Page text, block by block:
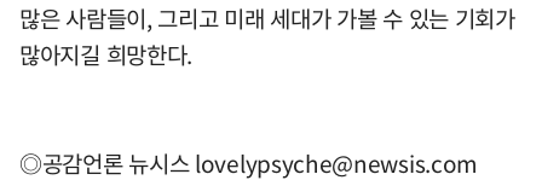
많은 사람들이, 그리고 미래 세대가 가볼 수 있는 기회가
많아지길 희망한다.
◎공감언론 뉴시스lovelypsyche@newsis.com